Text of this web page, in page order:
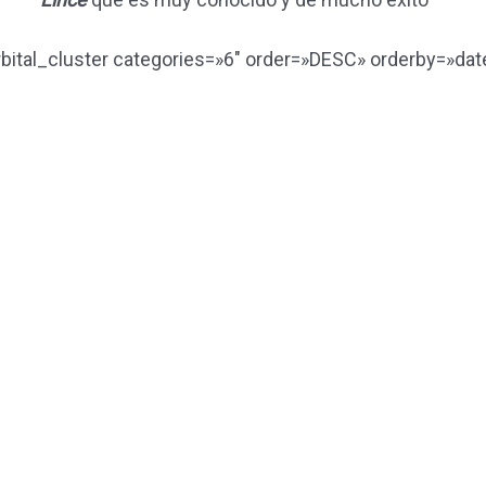
categories=»6″ order=»DESC»